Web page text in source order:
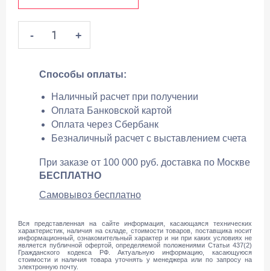
+
-
Способы оплаты:
Наличный расчет при получении
Оплата Банковской картой
Оплата через Сбербанк
Безналичный расчет с выставлением счета
При заказе от 100 000 руб. доставка по Москве
БЕСПЛАТНО
Cамовывоз бесплатно
Вся представленная на сайте информация, касающаяся технических
характеристик, наличия на складе, стоимости товаров, поставщика носит
информационный, ознакомительный характер и ни при каких условиях не
является публичной офертой, определяемой положениями Статьи 437(2)
Гражданского кодекса РФ. Актуальную информацию, касающуюся
стоимости и наличия товара уточнять у менеджера или по запросу на
электронную почту.